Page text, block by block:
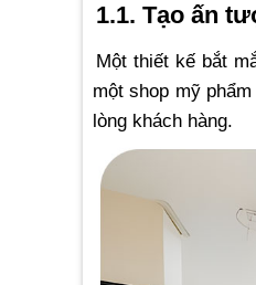
1.1. Tạo ấn
Một thiết kế bắt
một shop mỹ
lòng khách hàng.